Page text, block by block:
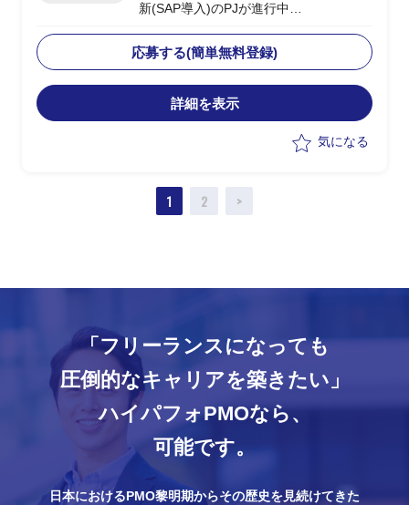
新(SAP導入)のPJが進行中
辺業務システムの移行フェーズ
└原価領域を中心に複数領域での移行デ
ータ作成、手順調整およびシステムテス
ト対応を実施
・進捗、課題管理
・軽微なツール作成(PG)
応募する(簡単無料登録)
詳細を表示
気になる
1 2 >
「フリーランスになっても
圧倒的なキャリアを築きたい」
ハイパフォPMOなら、
可能です。
日本におけるPMO黎明期からその歴史を見続けてきた